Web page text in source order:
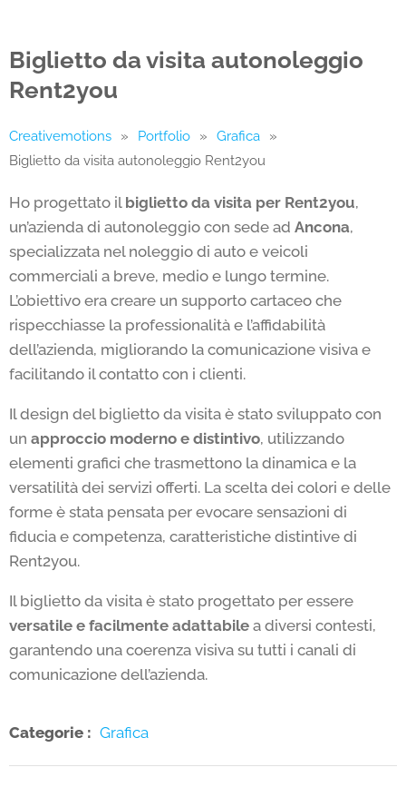
Biglietto da visita autonoleggio
Rent2you
Creativemotions » Portfolio » Grafica
»
Biglietto da visita autonoleggio Rent2you
Ho progettato il biglietto da visita per Rent2you,
un’azienda di autonoleggio con sede ad Ancona,
specializzata nel noleggio di auto e veicoli
commerciali a breve, medio e lungo termine.
L’obiettivo era creare un supporto cartaceo che
rispecchiasse la professionalità e l’affidabilità
dell’azienda, migliorando la comunicazione visiva e
facilitando il contatto con i clienti.
Il design del biglietto da visita è stato sviluppato con
un approccio moderno e distintivo, utilizzando
elementi grafici che trasmettono la dinamica e la
versatilità dei servizi offerti. La scelta dei colori e delle
forme è stata pensata per evocare sensazioni di
fiducia e competenza, caratteristiche distintive di
Rent2you.
Il biglietto da visita è stato progettato per essere
versatile e facilmente adattabile a diversi contesti,
garantendo una coerenza visiva su tutti i canali di
comunicazione dell’azienda.
Categorie : Grafica